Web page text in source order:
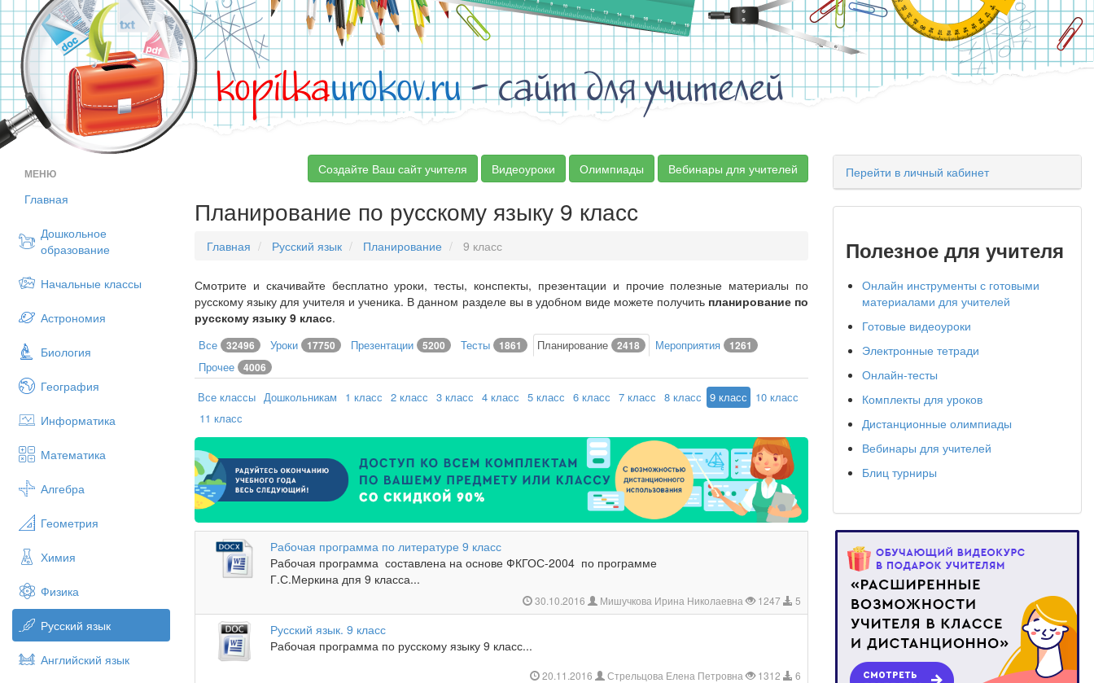
kopilkaurokov.ru- сайт для учителей
МЕНЮ
Главная
Дошкольное
образование
Начальные классы
Астрономия
Биология
География
Информатика
Математика
Алгебра
Геометрия
Химия
Физика
Русский язык
Английский язык
Создайте Ваш сайт учителя Видеоуроки Олимпиады Вебинары для учителей
Планирование по русскому языку 9 класс
Главная Русский язык Планирование 9 класс
Смотрите и скачивайте бесплатно уроки, тесты, конспекты, презентации и прочие полезные материалы по
русскому языку для учителя и ученика. В данном разделе вы в удобном виде можете получить планирование по
русскому языку 9 класс.
Все 32496 Уроки 17750 Презентации 5200 Тесты 1861 Планирование 2418 Мероприятия 1261
Прочее 4006
Все классы Дошкольникам 1 класс 2 класс 3 класс 4 класс 5 класс 6 класс 7 класс 8 класс 9 класс
10 класс
11 класс
Рабочая программа по литературе 9 класс
Рабочая программа составлена на основе ФКГОС-2004 по программе
Г.С.Меркина дпя 9 класса...
30.10.2016 Мишучкова Ирина Николаевна 1247 5
Русский язык. 9 класс
Рабочая программа по русскому языку 9 класс...
20.11.2016 Стрельцова Елена Петровна 1312 6
Перейти в личный кабинет
Полезное для учителя
Онлайн инструменты с готовыми
материалами для учителей
Готовые видеоуроки
Электронные тетради
Онлайн-тесты
Комплекты для уроков
Дистанционные олимпиады
Вебинары для учителей
Блиц турниры